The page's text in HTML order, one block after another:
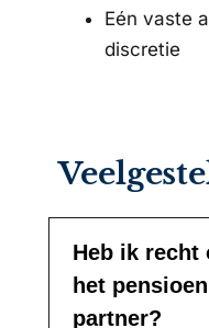
Eén vaste
discretie
Heb ik recht
het
partner?